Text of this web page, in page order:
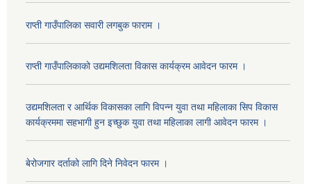
राप्ती गाउँपालिका सवारी लगबुक फाराम ।
राप्ती गाउँपालिकाको उद्यमशिलता विकास कार्यक्रम आवेदन फारम ।
उद्यमशिलता र आर्थिक विकासका लागि विपन्न युवा तथा महिलाका सिप विकास
कार्यक्रममा सहभागी हुन इच्छुक युवा तथा महिलाका लागी आवेदन फारम ।
बेरोजगार दर्ताको लागि दिने निवेदन फारम ।